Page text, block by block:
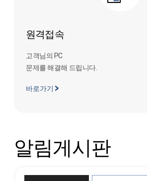
원격접속
고객님의 PC
문제를 해결해 드립니다.
바로가기
알림게시판